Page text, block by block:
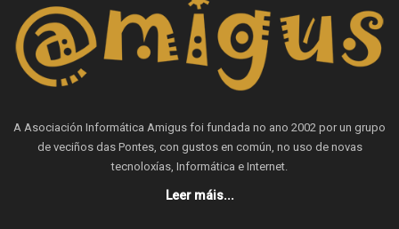
A Asociación Informática Amigus foi fundada no ano 2002 por un grupo
de veciños das Pontes, con gustos en común, no uso de novas
tecnoloxías, Informática e Internet.
Leer máis...